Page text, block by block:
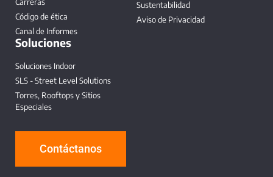
Código de ética
Canal de Informes
Sustentabilidad
Aviso de Privacidad
Soluciones
Soluciones Indoor
SLS - Street Level Solutions
Torres, Rooftops y Sitios
Especiales
Contáctanos